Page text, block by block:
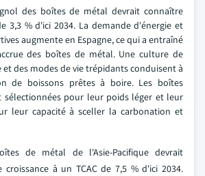
des boîtes de métal devrait connaître
3,3 % d'ici 2034. La demande d'énergie et
augmente en Espagne, ce qui a entraîné
des boîtes de métal. Une culture de
des modes de vie trépidants conduisent à
de boissons prêtes à boire. Les boîtes
sélectionnées pour leur poids léger et leur
leur capacité à sceller la carbonation et
de métal de l'Asie-Pacifique devrait
à un TCAC de 7,5 % d'ici 2034.